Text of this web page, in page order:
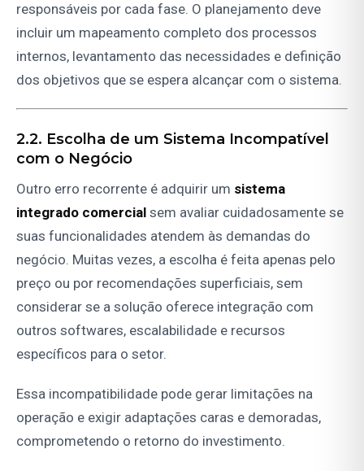
responsáveis por cada fase. O planejamento deve
incluir um mapeamento completo dos processos
internos, levantamento das necessidades e definição
dos objetivos que se espera alcançar com o sistema.
2.2. Escolha de um Sistema Incompatível
com o Negócio
Outro erro recorrente é adquirir um sistema
integrado comercial sem avaliar cuidadosamente se
suas funcionalidades atendem às demandas do
negócio. Muitas vezes, a escolha é feita apenas pelo
preço ou por recomendações superficiais, sem
considerar se a solução oferece integração com
outros softwares, escalabilidade e recursos
específicos para o setor.
Essa incompatibilidade pode gerar limitações na
operação e exigir adaptações caras e demoradas,
comprometendo o retorno do investimento.